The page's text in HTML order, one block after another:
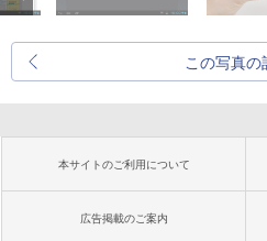
この写真の
本サイトのご利用について
広告掲載のご案内